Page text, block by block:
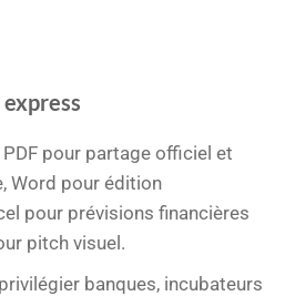
express
PDF pour partage officiel et
Word pour édition
pour prévisions financières
pitch visuel.
banques, incubateurs